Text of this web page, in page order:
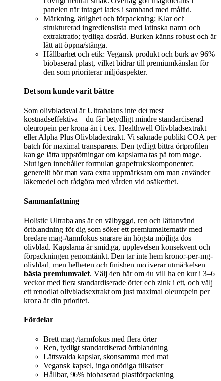
panelen när intaget lades i samband med måltid.
Märkning, ärlighet och förpackning: Klar och
strukturerad ingredienslista med latinska namn och
extraktratio; tydliga dosråd. Burken känns robust och är
lätt att öppna/stänga.
Hållbarhet och etik: Vegansk produkt och burk av 96%
biobaserad plast, vilket bidrar till premiumkänslan för
den som prioriterar miljöaspekter.
Det som kunde varit bättre
Som olivbladsval är Ultrabalans inte det mest
kostnadseffektiva – du får betydligt mindre standardiserad
oleuropein per krona än i t.ex. Healthwell Olivbladsextrakt
eller Alpha Plus Olivbladextrakt. Vi saknade publikt COA per
batch för maximal transparens. Den tydligt bittra örtprofilen
kan ge lätta uppstötningar om kapslarna tas på tom mage.
Slutligen innehåller formulan grapefruktskomponenter;
generellt bör man vara extra uppmärksam om man använder
läkemedel och rådgöra med vården vid osäkerhet.
Sammanfattning
Holistic Ultrabalans är en välbyggd, ren och lättanvänd
örtblandning för dig som söker ett premiumalternativ med
bredare mag-/tarmfokus snarare än högsta möjliga dos
olivblad. Kapslarna är smidiga, upplevelsen konsekvent och
förpackningen genomtänkt. Den tar inte hem kronor-per-mg-
olivblad, men helheten och finishen motiverar utmärkelsen
bästa premiumvalet. Välj den här om du vill ha en kur i 3–6
veckor med flera standardiserade örter och zink i ett, och välj
ett renodlat olivbladsextrakt om just maximal oleuropein per
krona är din prioritet.
Fördelar
Brett mag-/tarmfokus med flera örter
Ren, tydligt standardiserad örtblandning
Lättsvalda kapslar, skonsamma med mat
Vegansk kapsel, inga onödiga tillsatser
Hållbar, 96% biobaserad plastförpackning